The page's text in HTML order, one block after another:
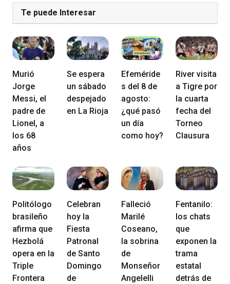
Te puede Interesar
Murió
Jorge
Messi, el
padre de
Lionel, a
los 68
años
Se espera
un sábado
despejado
en La Rioja
Efeméride
s del 8 de
agosto:
¿qué pasó
un día
como hoy?
River visita
a Tigre por
la cuarta
fecha del
Torneo
Clausura
Politólogo
brasileño
afirma que
Hezbolá
opera en la
Triple
Frontera
Celebran
hoy la
Fiesta
Patronal
de Santo
Domingo
de
Falleció
Marilé
Coseano,
la sobrina
de
Monseñor
Angelelli
Fentanilo:
los chats
que
exponen la
trama
estatal
detrás de